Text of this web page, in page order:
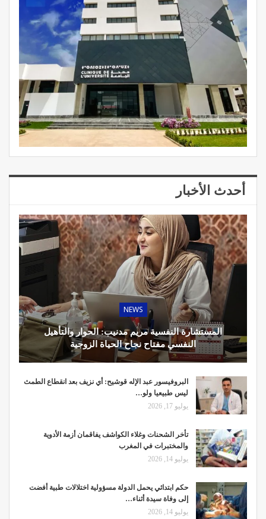
أحدث الأخبار
NEWS
المستشارة النفسية مريم مدنيب: الحوار والتأهيل
النفسي مفتاح نجاح الحياة الزوجية
البروفيسور عبد الإله قوشيح: أي نزيف بعد انقطاع الطمث
ليس طبيعيا ولو…
يوليو 17, 2026
تأخر الشحنات وغلاء الكواشف يفاقمان أزمة الأدوية
والمختبرات في المغرب
يوليو 14, 2026
حكم ابتدائي يحمل الدولة مسؤولية اختلالات طبية أفضت
إلى وفاة سيدة أثناء…
يوليو 14, 2026